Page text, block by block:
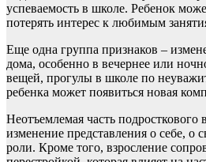
успеваемость в школе. Ребенок
потерять интерес к любимым
Еще одна группа признаков –
дома, особенно в вечернее или
вещей, прогулы в школе по
ребенка может появиться новая
Неотъемлемая часть подросткового
изменение представления о себе, о
роли. Кроме того, взросление